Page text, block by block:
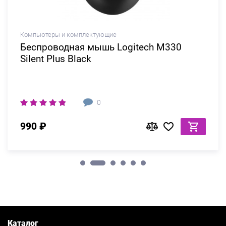
Компьютеры и комплектующие
Беспроводная мышь Logitech M330
Silent Plus Black
0
990 ₽
Каталог